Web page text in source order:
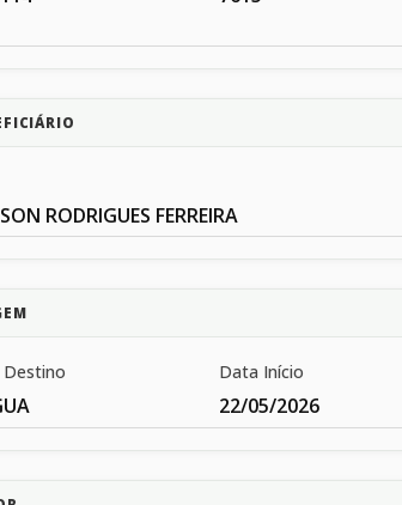
RODRIGUES FERREIRA
Destino Data Início
22/05/2026